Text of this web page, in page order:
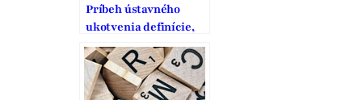
Príbeh ústavného
ukotvenia definície,
ochrany a podpory
manželstva na
Slovensku